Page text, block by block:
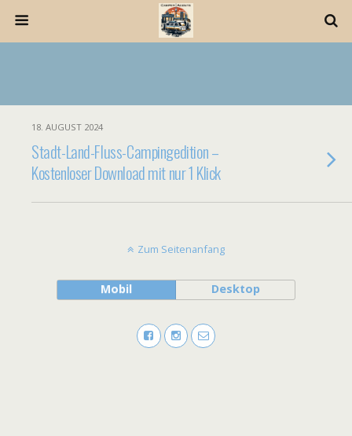
18. AUGUST 2024
Stadt-Land-Fluss-Campingedition –
Kostenloser Download mit nur 1 Klick
Zum Seitenanfang
Mobil Desktop